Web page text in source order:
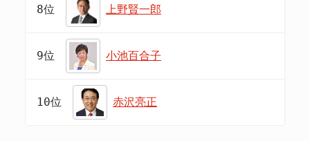
8位 上野賢一郎
9位 小池百合子
10位 赤沢亮正